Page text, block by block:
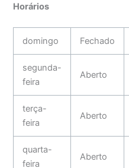
Horários
domingo Fechado
segunda-
feira
Aberto
terça-
feira
Aberto
quarta-
feira
Aberto